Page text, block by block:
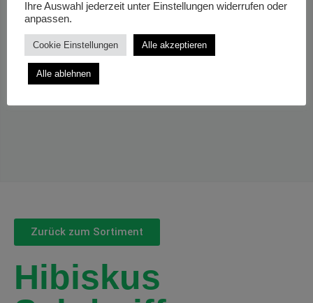
Zurück zum Sortiment
Hibiskus
Ihre Auswahl jederzeit unter Einstellungen widerrufen oder
anpassen.
Cookie Einstellungen Alle akzeptieren
Alle ablehnen